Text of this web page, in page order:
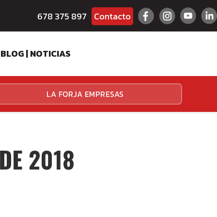
Contacto
678 375 897
BLOG | NOTICIAS
LA FORJA EMPRESAS
2018